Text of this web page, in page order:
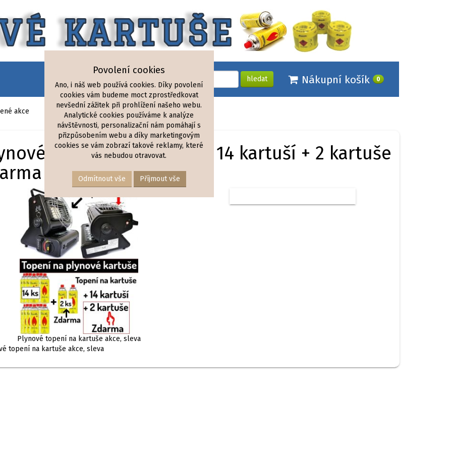
Nákupní košík 0
hledat
akce
topení na kartuše + 14 kartuší + 2 kartuše
Plynové topení na kartuše akce, sleva
topení na kartuše akce, sleva
Povolení cookies
Ano, i náš web používá cookies. Díky povolení
cookies vám budeme moct zprostředkovat
nevšední zážitek při prohlížení našeho webu.
Analytické cookies používáme k analýze
návštěvnosti, personalizační nám pomáhají s
přizpůsobením webu a díky marketingovým
cookies se vám zobrazí takové reklamy, které
vás nebudou otravovat.
Odmítnout vše Příjmout vše